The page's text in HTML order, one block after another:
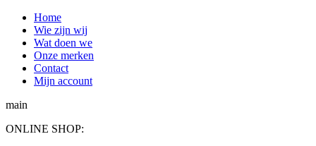
Spring
naar
content
Home
Wie zijn wij
Wat doen we
Onze merken
Contact
Mijn account
main
ONLINE SHOP: